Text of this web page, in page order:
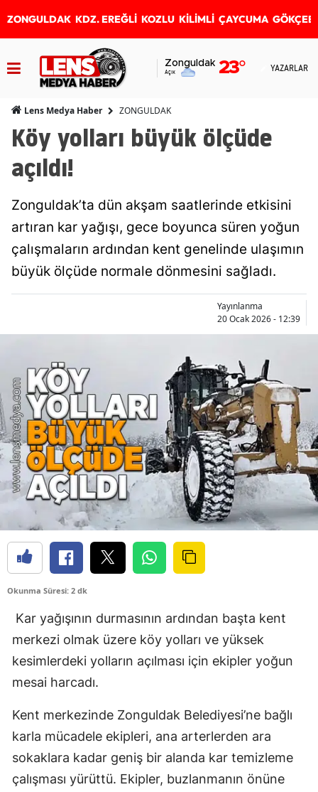
ZONGULDAK KDZ. EREĞLİ KOZLU KİLİMLİ ÇAYCUMA
Zonguldak
Açık 23° YAZARLAR
Lens Medya Haber ZONGULDAK
Köy yolları büyük ölçüde
açıldı!
Zonguldak’ta dün akşam saatlerinde etkisini
artıran kar yağışı, gece boyunca süren yoğun
çalışmaların ardından kent genelinde ulaşımın
büyük ölçüde normale dönmesini sağladı.
Yayınlanma
20 Ocak 2026 - 12:39
Okunma Süresi: 2 dk
Kar yağışının durmasının ardından başta kent
merkezi olmak üzere köy yolları ve yüksek
kesimlerdeki yolların açılması için ekipler yoğun
mesai harcadı.
Kent merkezinde Zonguldak Belediyesi’ne bağlı
karla mücadele ekipleri, ana arterlerden ara
sokaklara kadar geniş bir alanda kar temizleme
çalışması yürüttü. Ekipler, buzlanmanın önüne